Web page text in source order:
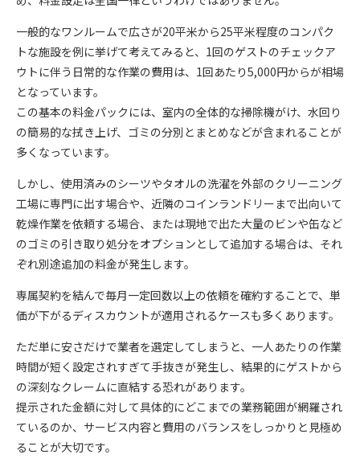
一般的なワンルームで広さが20平米から25平米程度のコンパク
トな施設を例に挙げて考えてみると、1回のゲストのチェックア
ウトに伴う日常的な作業の費用は、1回あたり5,000円からが相場
となっています。
この基本の料金パックには、室内の全体的な掃除機がけ、水回り
の簡易的な拭き上げ、ゴミの分別とまとめなどが含まれることが
多くなっています。
しかし、使用済みのシーツやタオルの洗濯を外部のクリーニング
工場に専門に出す場合や、近隣のコインランドリーまで出向いて
乾燥作業を依頼する場合、または現地で出た大量のビンや缶など
のゴミの引き取り処分をオプションとして追加する場合は、それ
ぞれ別途追加の料金が発生します。
専属契約を結んで毎月一定回数以上の依頼を確約することで、単
価が下がるディスカウントが適用されるケースも多くあります。
ただ単に安さだけで業者を選定してしまうと、一人あたりの作業
時間が短く設定されすぎて手抜きが発生し、結果的にゲストから
の深刻なクレームに直結する恐れがあります。
提示された金額に対して具体的にどこまでの業務範囲が網羅され
ているのか、サービス内容と費用のバランスをしっかりと見極め
ることが大切です。